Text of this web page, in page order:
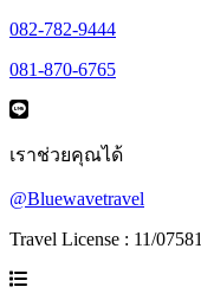
082-782-9444
081-870-6765
เราช่วยคุณได้
@Bluewavetravel
Travel License : 11/07581